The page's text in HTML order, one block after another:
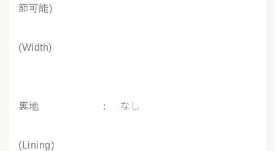
節可能)
(Width)
裏地 ： なし
(Lining)